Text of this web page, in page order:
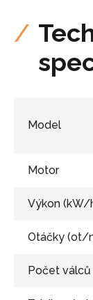
Model
Motor
Výkon (kW/
Otáčky (ot/
Počet válců